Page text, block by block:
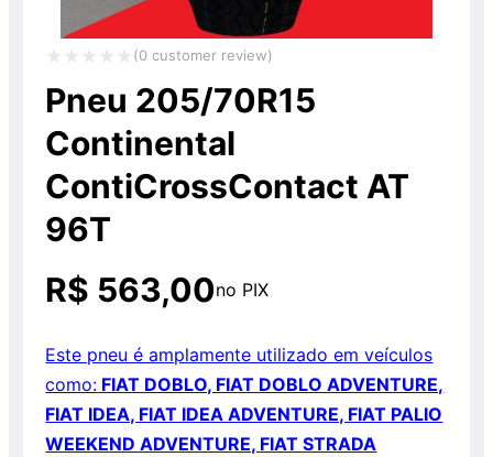
Avaliação
0
de
5
(0 customer review)
Pneu 205/70R15
Continental
ContiCrossContact AT
96T
R$ 563,00no PIX
Este pneu é amplamente utilizado em veículos
como: FIAT DOBLO, FIAT DOBLO ADVENTURE,
FIAT IDEA, FIAT IDEA ADVENTURE, FIAT PALIO
WEEKEND ADVENTURE, FIAT STRADA